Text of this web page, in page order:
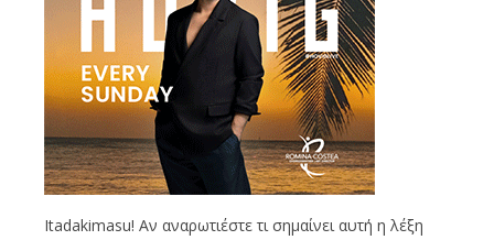
Itadakimasu! Aν αναρωτιέστε τι σημαίνει αυτή η λέξη